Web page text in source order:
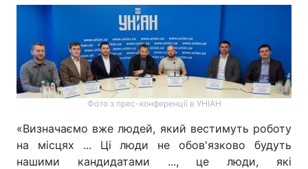
Фото з прес-конференції в УНІАН
«Визначаємо вже людей, який вестимуть роботу
на місцях ... Ці люди не обов'язково будуть
нашими кандидатами ..., це люди, які